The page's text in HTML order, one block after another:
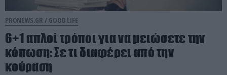
PRONEWS.GR / GOOD LIFE
6+1 απλοί τρόποι για να μειώσετε την
κόπωση: Σε τι διαφέρει από την
κούραση